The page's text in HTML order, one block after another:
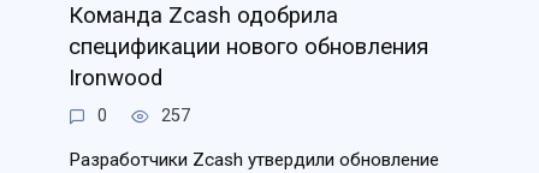
Команда Zcash одобрила
спецификации нового обновления
Ironwood
0 257
Разработчики Zcash утвердили обновление